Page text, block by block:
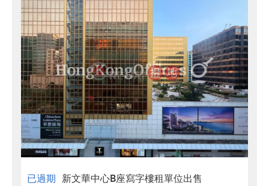
已過期 新文華中心B座寫字樓租單位出售